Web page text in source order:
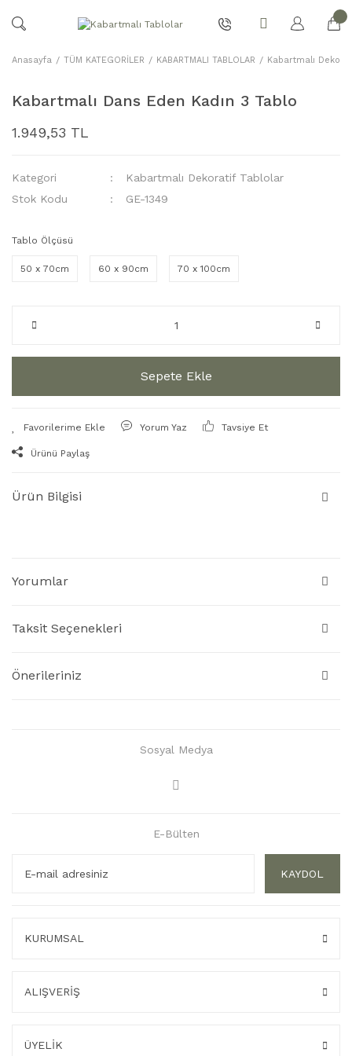
Anasayfa TÜM KATEGORİLER KABARTMALI TABLOLAR Kabartmalı
Kabartmalı Dans Eden Kadın 3 Tablo
1.949,53 TL
Kategori
Kabartmalı Dekoratif Tablolar
Stok Kodu
GE-1349
Tablo Ölçüsü
50 x 70cm 60 x 90cm 70 x 100cm
Sepete Ekle
Yorum Yaz Tavsiye Et
Ürünü Paylaş
Ürün Bilgisi
Yorumlar
Taksit Seçenekleri
Önerileriniz
Sosyal Medya
E-Bülten
KAYDOL
KURUMSAL
ALIŞVERİŞ
ÜYELİK